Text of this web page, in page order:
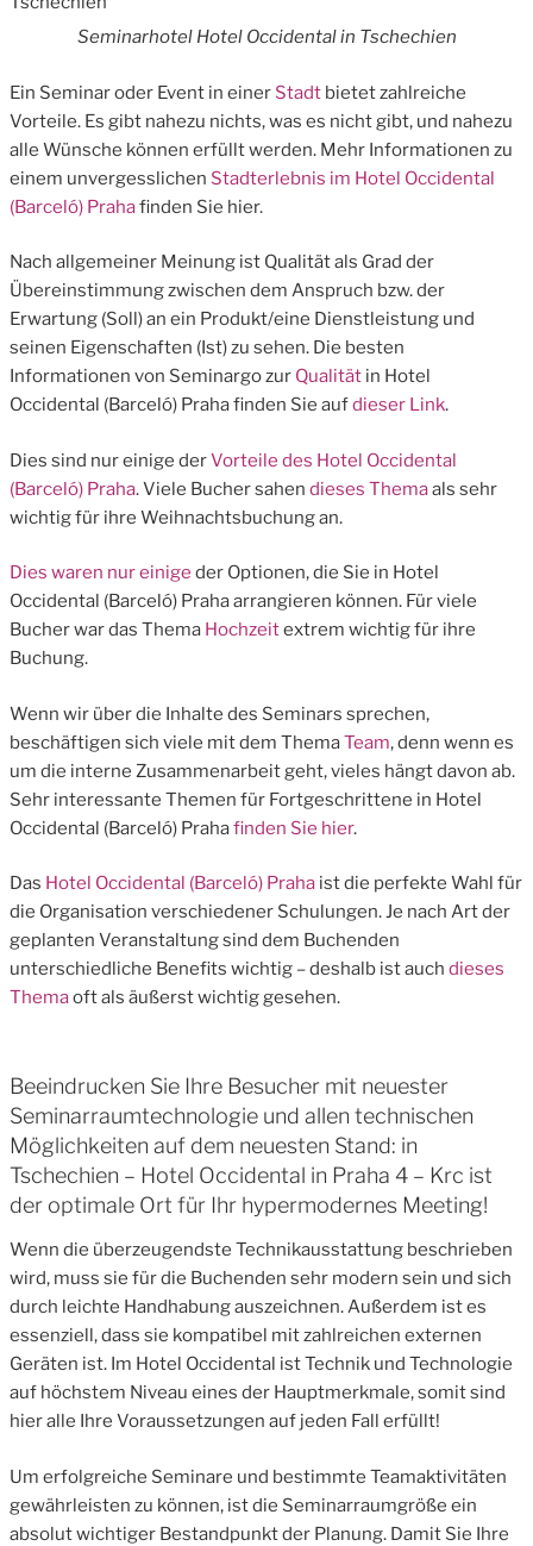
Seminarhotel Hotel Occidental in Tschechien
Ein Seminar oder Event in einer Stadt bietet zahlreiche
Vorteile. Es gibt nahezu nichts, was es nicht gibt, und nahezu
alle Wünsche können erfüllt werden. Mehr Informationen zu
einem unvergesslichen Stadterlebnis im Hotel Occidental
(Barceló) Prahafinden Sie hier.
Nach allgemeiner Meinung ist Qualität als Grad der
Übereinstimmung zwischen dem Anspruch bzw. der
Erwartung (Soll) an ein Produkt/eine Dienstleistung und
seinen Eigenschaften (Ist) zu sehen. Die besten
Informationen von Seminargo zur Qualität in Hotel
Occidental (Barceló) Praha finden Sie aufdieser Link.
Dies sind nur einige derVorteile des Hotel Occidental
(Barceló) Praha. Viele Bucher sahen dieses Themaals sehr
wichtig für ihre Weihnachtsbuchung an.
Dies waren nur einige der Optionen, die Sie in Hotel
Occidental (Barceló) Praha arrangieren können. Für viele
Bucher war das Thema Hochzeitextrem wichtig für ihre
Buchung.
Wenn wir über die Inhalte des Seminars sprechen,
beschäftigen sich viele mit dem ThemaTeam, denn wenn es
um die interne Zusammenarbeit geht, vieles hängt davon ab.
Sehr interessante Themen für Fortgeschrittene in Hotel
Occidental (Barceló) Prahafinden Sie hier.
Das Hotel Occidental (Barceló) Praha ist die perfekte Wahl für
die Organisation verschiedener Schulungen. Je nach Art der
geplanten Veranstaltung sind dem Buchenden
unterschiedliche Benefits wichtig – deshalb ist auch dieses
Themaoft als äußerst wichtig gesehen.
Beeindrucken Sie Ihre Besucher mit neuester
Seminarraumtechnologie und allen technischen
Möglichkeiten auf dem neuesten Stand: in
Tschechien – Hotel Occidental in Praha 4 – Krc ist
der optimale Ort für Ihr hypermodernes Meeting!
Wenn die überzeugendste Technikausstattung beschrieben
wird, muss sie für die Buchenden sehr modern sein und sich
durch leichte Handhabung auszeichnen. Außerdem ist es
essenziell, dass sie kompatibel mit zahlreichen externen
Geräten ist. Im Hotel Occidental ist Technik und Technologie
auf höchstem Niveau eines der Hauptmerkmale, somit sind
hier alle Ihre Voraussetzungen auf jeden Fall erfüllt!
Um erfolgreiche Seminare und bestimmte Teamaktivitäten
gewährleisten zu können, ist die Seminarraumgröße ein
absolut wichtiger Bestandpunkt der Planung. Damit Sie Ihre